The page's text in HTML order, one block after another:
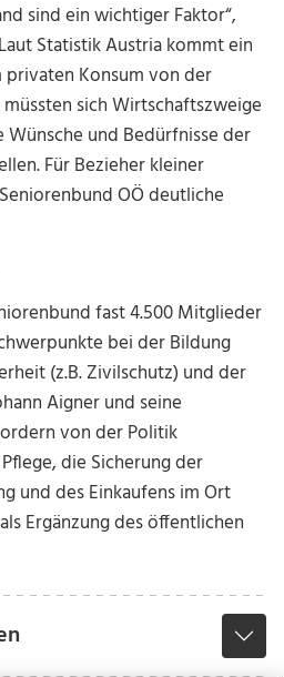
sind ein wichtiger Faktor“,
Statistik Austria kommt ein
Konsum von der
sich Wirtschaftszweige
und Bedürfnisse der
Für Bezieher kleiner
OÖ deutliche
fast 4.500 Mitglieder
bei der Bildung
(z.B. Zivilschutz) und der
Aigner und seine
von der Politik
die Sicherung der
und des Einkaufens im Ort
Ergänzung des öffentlichen